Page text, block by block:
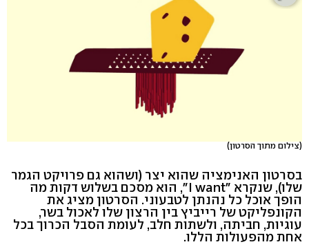
(צילום מתוך הסרטון)
בסרטון האנימציה שהוא יצר (ושהוא גם פרויקט הגמר
שלו), שנקרא ״I want", הוא מסכם בשלוש דקות מה
הופך אוכל כל נהנתן לטבעוני. הסרטון מציג את
הקונפליקט של רייביץ בין הרצון שלו לאכול בשר,
עוגיות, חביתה, ולשתות חלב, לעומת הסבל הכרוך בכל
אחת מהפעולות הללו.